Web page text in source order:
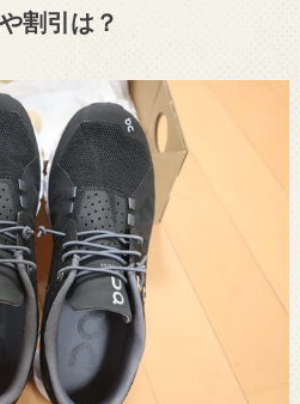
割引は？